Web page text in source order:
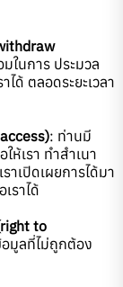
ในการ ประมวล
ด้ ตลอดระยะเวลา
: ท่านมี
ห้เรา ทำสำเนา
เปิดเผยการได้มา
ราได้
to
อมูลที่ไม่ถูกต้อง